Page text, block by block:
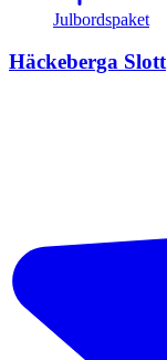
Julbordspaket
Häckeberga Slott